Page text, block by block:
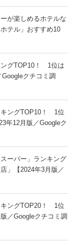
が楽しめるホテルな
テル」おすすめ10
ングTOP10！ 1位は
Googleクチコミ調
キングTOP10！ 1位
年12月版／Googleク
ーパー」ランキング
」【2024年3月版／
キングTOP20！ 1位
／Googleクチコミ調